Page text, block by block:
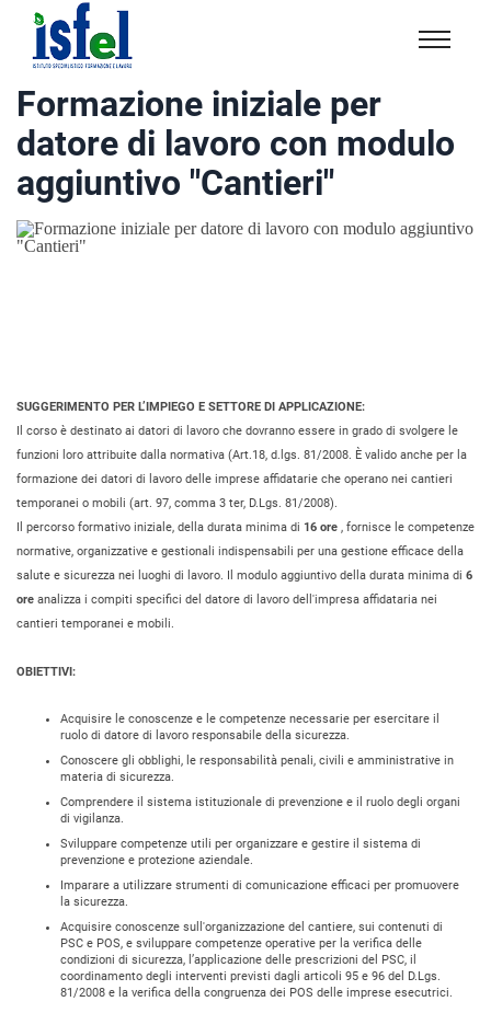
Isfel
Istituto
specialistico
formazione
e
lavoro
Formazione iniziale per
datore di lavoro con modulo
aggiuntivo "Cantieri"
SUGGERIMENTO PER L’IMPIEGO E SETTORE DI APPLICAZIONE:
Il corso è destinato ai datori di lavoro che dovranno essere in grado di svolgere le
funzioni loro attribuite dalla normativa (Art.18, d.lgs. 81/2008. È valido anche per la
formazione dei datori di lavoro delle imprese affidatarie che operano nei cantieri
temporanei o mobili (art. 97, comma 3 ter, D.Lgs. 81/2008).
Il percorso formativo iniziale, della durata minima di 16 ore , fornisce le competenze
normative, organizzative e gestionali indispensabili per una gestione efficace della
salute e sicurezza nei luoghi di lavoro. Il modulo aggiuntivo della durata minima di 6
ore analizza i compiti specifici del datore di lavoro dell'impresa affidataria nei
cantieri temporanei e mobili.
OBIETTIVI:
Acquisire le conoscenze e le competenze necessarie per esercitare il
ruolo di datore di lavoro responsabile della sicurezza.
Conoscere gli obblighi, le responsabilità penali, civili e amministrative in
materia di sicurezza.
Comprendere il sistema istituzionale di prevenzione e il ruolo degli organi
di vigilanza.
Sviluppare competenze utili per organizzare e gestire il sistema di
prevenzione e protezione aziendale.
Imparare a utilizzare strumenti di comunicazione efficaci per promuovere
la sicurezza.
Acquisire conoscenze sull'organizzazione del cantiere, sui contenuti di
PSC e POS, e sviluppare competenze operative per la verifica delle
condizioni di sicurezza, l’applicazione delle prescrizioni del PSC, il
coordinamento degli interventi previsti dagli articoli 95 e 96 del D.Lgs.
81/2008 e la verifica della congruenza dei POS delle imprese esecutrici.